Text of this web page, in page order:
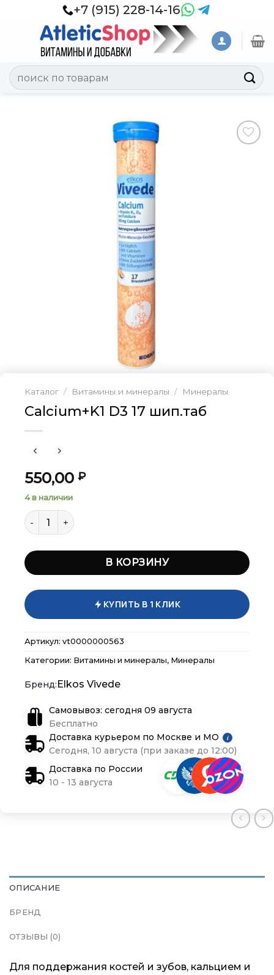
+7 (915) 228-14-16
Искать:
Каталог / Витамины и минералы / Минералы
Calcium+K1 D3 17 шип.таб
550,00 ₽
4 в наличии
Количество товара Calcium+K1 D3 17 шип.таб
В КОРЗИНУ
КУПИТЬ В 1 КЛИК
Артикул: vt0000000563
Категории: Витамины и минералы, Минералы
Elkos Vivede
Самовывоз: сегодня 09 августа
Бесплатно
Доставка курьером по Москве и МО
i
Сегодня, 10 августа (при заказе до 12:00)
Доставка по России
10 - 13 августа
ОПИСАНИЕ
БРЕНД
ОТЗЫВЫ (0)
Для поддержания костей и зубов, кальцием и
Каталог
Подарочные сертификаты
Магазины
Контакты
Каталог
Подарочные сертификаты
Магазины
Контакты
Каталог
Подарочные сертификаты
Магазины
Контакты